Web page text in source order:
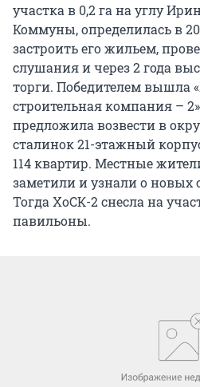
участка в 0,2 га на углу
Коммуны, определилась в
застроить его жильем,
слушания и через 2 года
торги. Победителем вышла
строительная компания –
предложила возвести в
сталинок 21-этажный
114 квартир. Местные
заметили и узнали о новых
Тогда ХоСК-2 снесла на
павильоны.